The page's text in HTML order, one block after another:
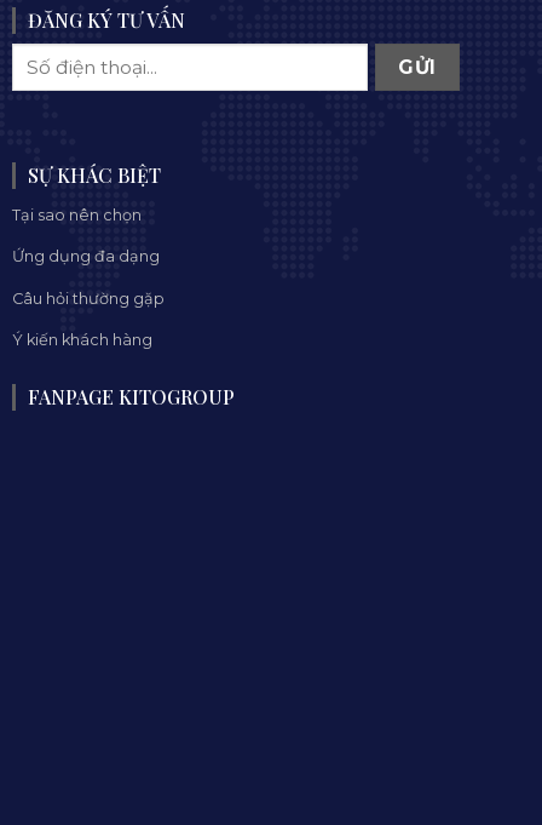
ĐĂNG KÝ TƯ VẤN
SỰ KHÁC BIỆT
Tại sao nên chọn
Ứng dụng đa dạng
Câu hỏi thường gặp
Ý kiến khách hàng
FANPAGE KITOGROUP